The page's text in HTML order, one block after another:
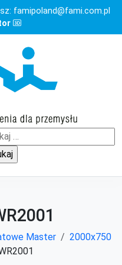
famipoland@fami.com.pl
Master
2000x750